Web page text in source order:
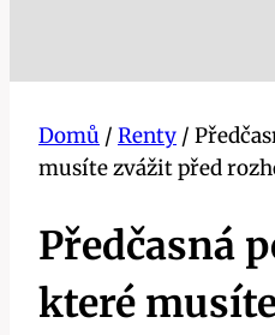
Domů / Renty /
musíte zvážit před
Předčasná
které